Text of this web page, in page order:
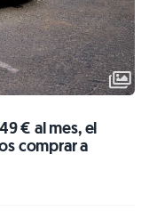
€ al mes, el
comprar a